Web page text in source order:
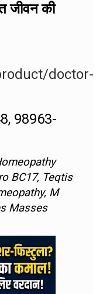
जीवन की
doctor-
98963-
BC17, Teqtis
M
Masses